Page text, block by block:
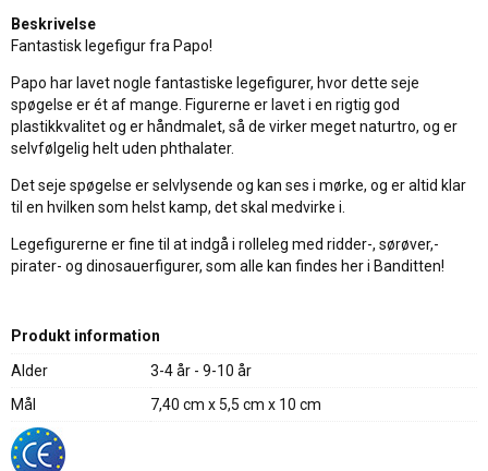
Beskrivelse
Fantastisk legefigur fra Papo!
Papo har lavet nogle fantastiske legefigurer, hvor dette seje
spøgelse er ét af mange. Figurerne er lavet i en rigtig god
plastikkvalitet og er håndmalet, så de virker meget naturtro, og er
selvfølgelig helt uden phthalater.
Det seje spøgelse er selvlysende og kan ses i mørke, og er altid klar
til en hvilken som helst kamp, det skal medvirke i.
Legefigurerne er fine til at indgå i rolleleg med ridder-, sørøver,-
pirater- og dinosauerfigurer, som alle kan findes her i Banditten!
Produkt information
Alder
3-4 år - 9-10 år
Mål
7,40 cm x 5,5 cm x 10 cm